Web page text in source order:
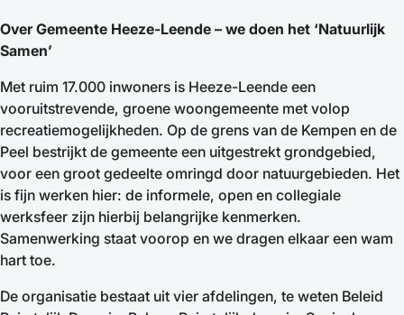
Over Gemeente Heeze-Leende – we doen het ‘Natuurlijk
Samen’
Met ruim 17.000 inwoners is Heeze-Leende een
vooruitstrevende, groene woongemeente met volop
recreatiemogelijkheden. Op de grens van de Kempen en de
Peel bestrijkt de gemeente een uitgestrekt grondgebied,
voor een groot gedeelte omringd door natuurgebieden. Het
is fijn werken hier: de informele, open en collegiale
werksfeer zijn hierbij belangrijke kenmerken.
Samenwerking staat voorop en we dragen elkaar een wam
hart toe.
De organisatie bestaat uit vier afdelingen, te weten Beleid